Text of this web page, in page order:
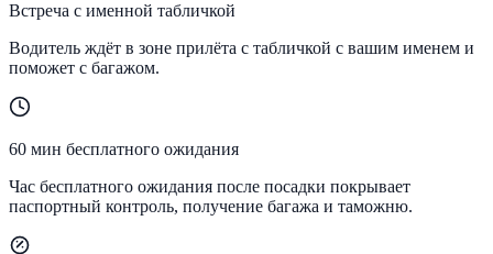
Встреча с именной табличкой
Водитель ждёт в зоне прилёта с табличкой с вашим именем и
поможет с багажом.
60 мин бесплатного ожидания
Час бесплатного ожидания после посадки покрывает
паспортный контроль, получение багажа и таможню.